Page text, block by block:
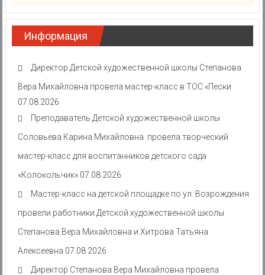
Информация
Директор Детской художественной школы Степанова
Вера Михайловна провела мастер-класс в ТОС «Пески
07.08.2026
Преподаватель Детской художественной школы
Соловьева Карина Михайловна провела творческий
мастер-класс для воспитанников детского сада
«Колокольчик» 07.08.2026
Мастер-класс на детской площадке по ул. Возрождения
провели работники Детской художественной школы
Степанова Вера Михайловна и Хитрова Татьяна
Алексеевна 07.08.2026
Директор Степанова Вера Михайловна провела